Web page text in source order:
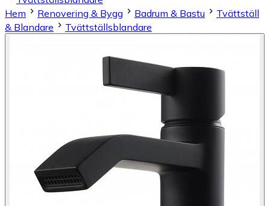
Hem
Renovering & Bygg Badrum & Bastu
Tvättställ
& Blandare
Tvättställsblandare